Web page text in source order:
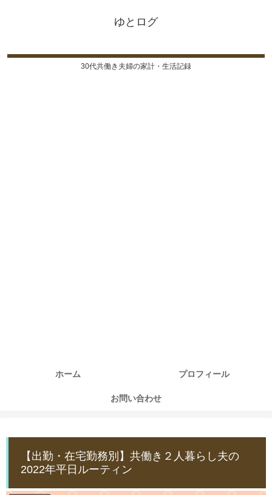
ゆとログ
30代共働き夫婦の家計・生活記録
ホーム プロフィール
お問い合わせ
【出勤・在宅勤務別】共働き２人暮らし夫の
2022年平日ルーティン